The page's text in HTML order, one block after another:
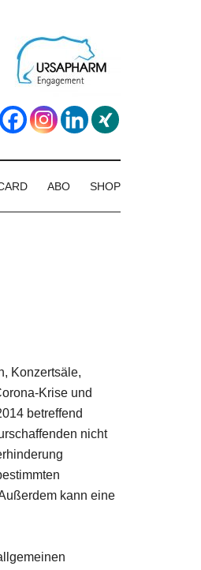
SHOP
ABO
Konzertsäle,
Krise und
betreffend
nicht
kann eine